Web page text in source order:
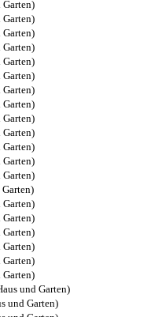
Garten)
Garten)
Garten)
Garten)
Garten)
Garten)
Garten)
Garten)
Garten)
Garten)
Garten)
Garten)
Garten)
Garten)
Garten)
Garten)
Garten)
Garten)
Garten)
und Garten)
und Garten)